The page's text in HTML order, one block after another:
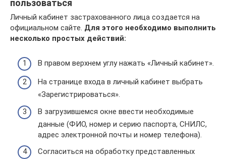
пользоваться
Личный кабинет застрахованного лица создается на
официальном сайте. Для этого необходимо выполнить
несколько простых действий:
В правом верхнем углу нажать «Личный кабинет».
На странице входа в личный кабинет выбрать
«Зарегистрироваться».
В загрузившемся окне ввести необходимые
данные (ФИО, номер и серию паспорта, СНИЛС,
адрес электронной почты и номер телефона).
Согласиться на обработку представленных